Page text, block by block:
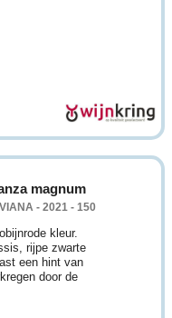
magnum
- 2021 - 150
kleur.
rijpe zwarte
een hint van
door de